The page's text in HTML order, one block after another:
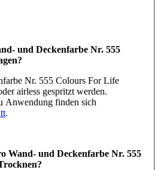
und Deckenfarbe Nr. 555
Nr. 555 Colours For Life
airless gespritzt werden.
Anwendung finden sich
.
Wand- und Deckenfarbe Nr. 555